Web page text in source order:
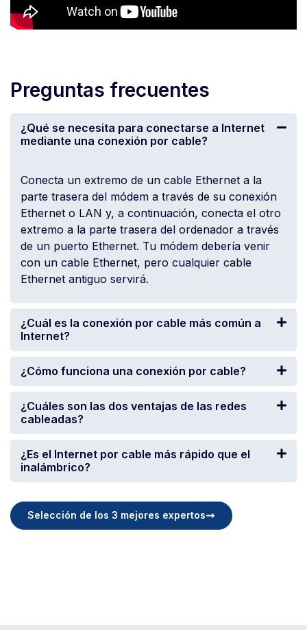
Preguntas frecuentes
¿Qué se necesita para conectarse a Internet
mediante una conexión por cable?
Conecta un extremo de un cable Ethernet a la
parte trasera del módem a través de su conexión
Ethernet o LAN y, a continuación, conecta el otro
extremo a la parte trasera del ordenador a través
de un puerto Ethernet. Tu módem debería venir
con un cable Ethernet, pero cualquier cable
Ethernet antiguo servirá.
¿Cuál es la conexión por cable más común a
Internet?
¿Cómo funciona una conexión por cable?
¿Cuáles son las dos ventajas de las redes
cableadas?
¿Es el Internet por cable más rápido que el
inalámbrico?
Selección de los 3 mejores expertos